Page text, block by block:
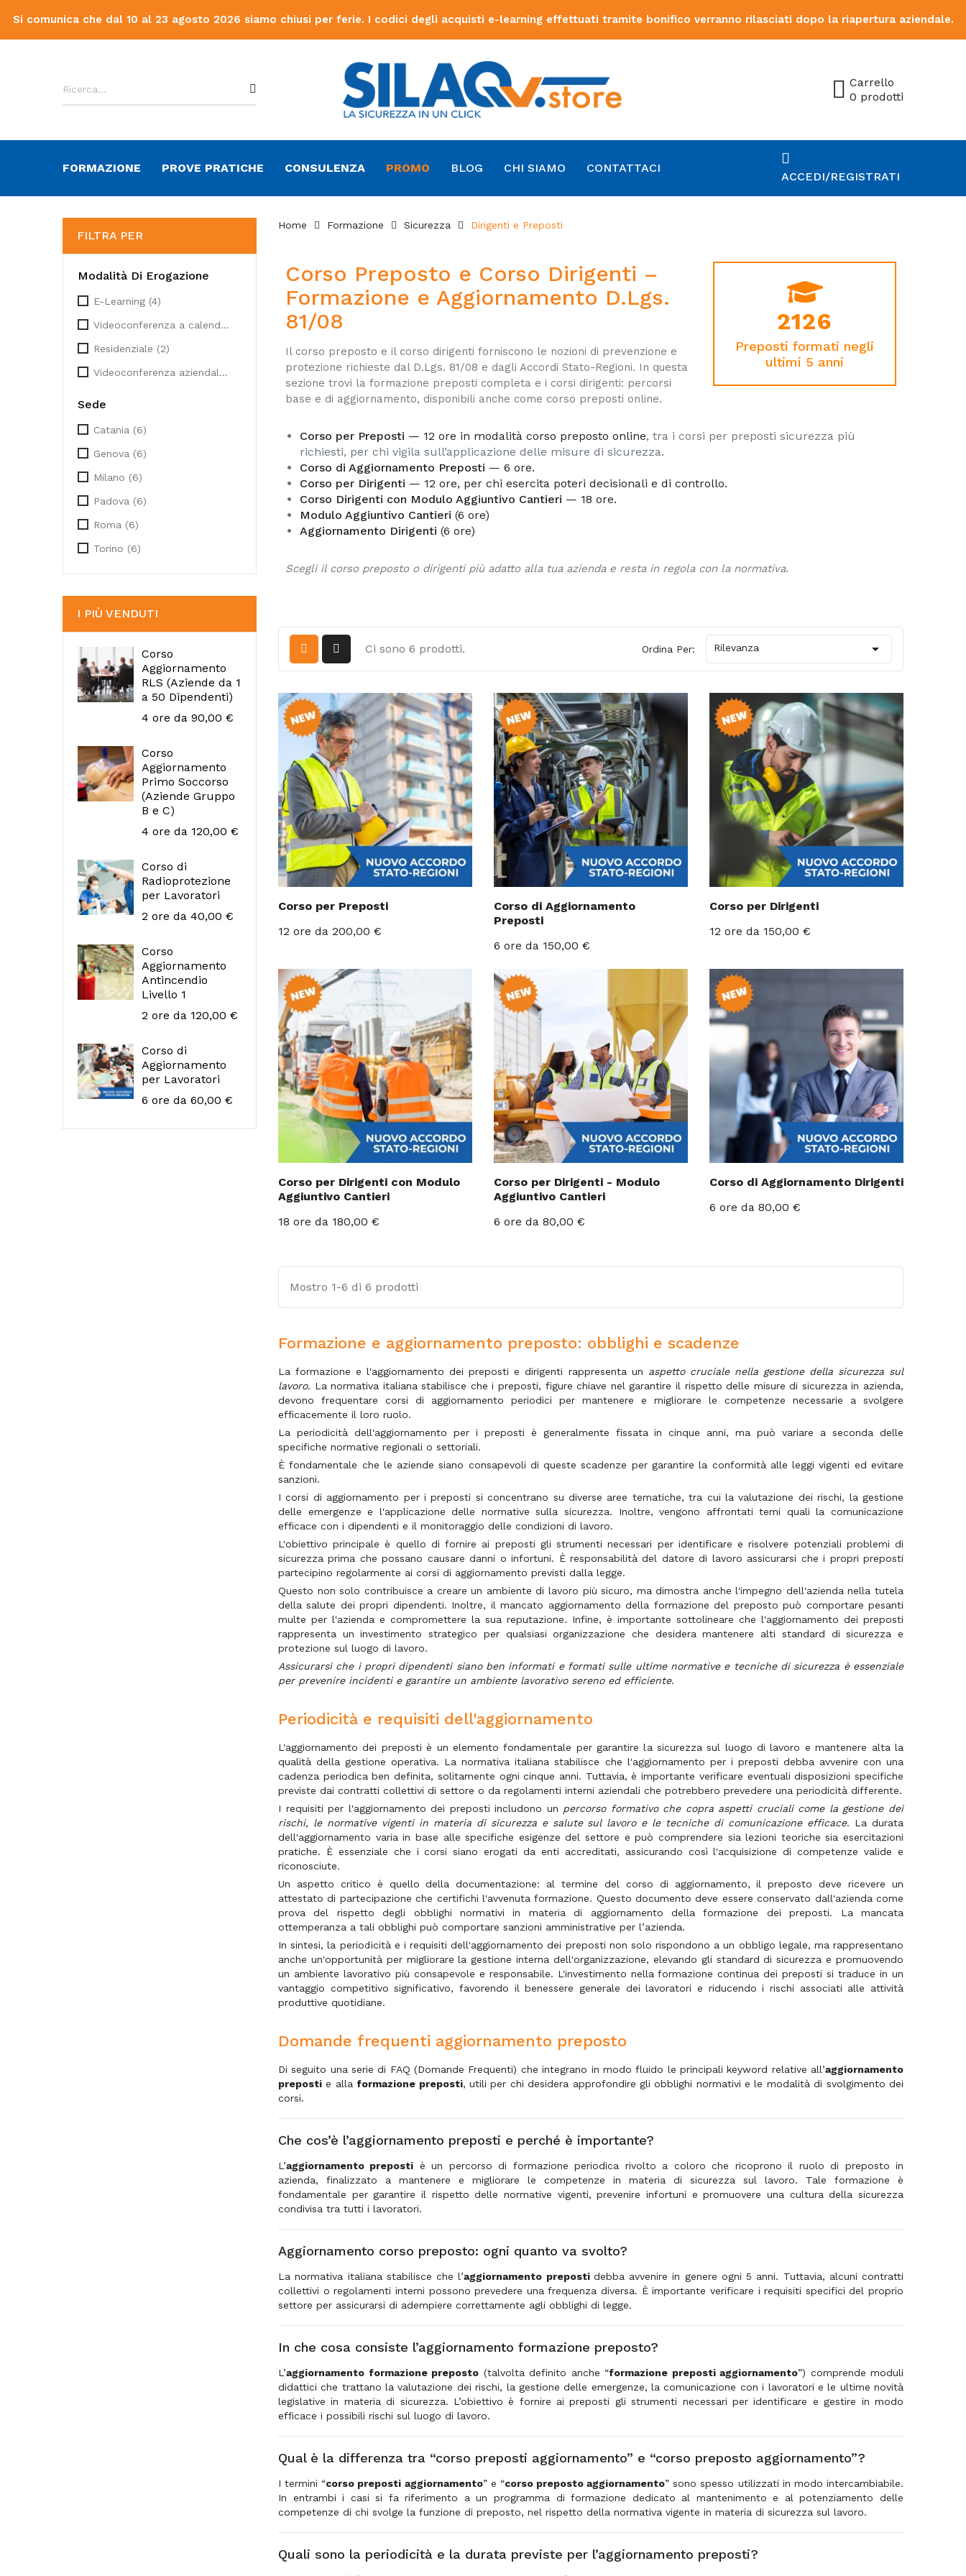
Si comunica che dal 10 al 23 agosto 2026 siamo chiusi per ferie. I codici degli acquisti e-learning effettuati tramite bonifico verranno rilasciati dopo la riapertura aziendale.
Carrello
0 prodotti
FORMAZIONE PROVE PRATICHE CONSULENZA PROMO BLOG CHI SIAMO CONTATTACI
ACCEDI/REGISTRATI
FILTRA PER
Modalità Di Erogazione
E-Learning (4)
Videoconferenza a calendario
Residenziale (2)
Videoconferenza aziendale
Sede
Catania (6)
Genova (6)
Milano (6)
Padova (6)
Roma (6)
Torino (6)
I PIÙ VENDUTI
Corso
Aggiornamento
RLS (Aziende da 1
a 50 Dipendenti)
Prezzo
4 ore da 90,00 €
Corso
Aggiornamento
Primo Soccorso
(Aziende Gruppo
B e C)
Prezzo
4 ore da 120,00 €
Corso di
Radioprotezione
per Lavoratori
Prezzo
2 ore da 40,00 €
Corso
Aggiornamento
Antincendio
Livello 1
Prezzo
2 ore da 120,00 €
Corso di
Aggiornamento
per Lavoratori
Prezzo
6 ore da 60,00 €
Home Formazione Sicurezza Dirigenti e Preposti
2126
Preposti formati negli
ultimi 5 anni
Corso Preposto e Corso Dirigenti –
Formazione e Aggiornamento D.Lgs.
81/08
Il corso preposto e il corso dirigenti forniscono le nozioni di prevenzione e
protezione richieste dal D.Lgs. 81/08 e dagli Accordi Stato-Regioni. In questa
sezione trovi la formazione preposti completa e i corsi dirigenti: percorsi
base e di aggiornamento, disponibili anche come corso preposti online.
Corso per Preposti — 12 ore in modalità corso preposto online, tra i corsi per preposti sicurezza più
richiesti, per chi vigila sull’applicazione delle misure di sicurezza.
Corso di Aggiornamento Preposti — 6 ore.
Corso per Dirigenti — 12 ore, per chi esercita poteri decisionali e di controllo.
Corso Dirigenti con Modulo Aggiuntivo Cantieri — 18 ore.
Modulo Aggiuntivo Cantieri (6 ore)
Aggiornamento Dirigenti (6 ore)
Scegli il corso preposto o dirigenti più adatto alla tua azienda e resta in regola con la normativa.
Ci sono 6 prodotti. Ordina Per: Rilevanza 
Corso per Preposti
Prezzo
12 ore da 200,00 €
Corso di Aggiornamento
Preposti
Prezzo
6 ore da 150,00 €
Corso per Dirigenti
Prezzo
12 ore da 150,00 €
Corso per Dirigenti con Modulo
Aggiuntivo Cantieri
Prezzo
18 ore da 180,00 €
Corso per Dirigenti - Modulo
Aggiuntivo Cantieri
Prezzo
6 ore da 80,00 €
Corso di Aggiornamento Dirigenti
Prezzo
6 ore da 80,00 €
Mostro 1-6 di 6 prodotti
Formazione e aggiornamento preposto: obblighi e scadenze
La formazione e l'aggiornamento dei preposti e dirigenti rappresenta un aspetto cruciale nella gestione della sicurezza sul
lavoro. La normativa italiana stabilisce che i preposti, figure chiave nel garantire il rispetto delle misure di sicurezza in azienda,
devono frequentare corsi di aggiornamento periodici per mantenere e migliorare le competenze necessarie a svolgere
efficacemente il loro ruolo.
La periodicità dell'aggiornamento per i preposti è generalmente fissata in cinque anni, ma può variare a seconda delle
specifiche normative regionali o settoriali.
È fondamentale che le aziende siano consapevoli di queste scadenze per garantire la conformità alle leggi vigenti ed evitare
sanzioni.
I corsi di aggiornamento per i preposti si concentrano su diverse aree tematiche, tra cui la valutazione dei rischi, la gestione
delle emergenze e l'applicazione delle normative sulla sicurezza. Inoltre, vengono affrontati temi quali la comunicazione
efficace con i dipendenti e il monitoraggio delle condizioni di lavoro.
L'obiettivo principale è quello di fornire ai preposti gli strumenti necessari per identificare e risolvere potenziali problemi di
sicurezza prima che possano causare danni o infortuni. È responsabilità del datore di lavoro assicurarsi che i propri preposti
partecipino regolarmente ai corsi di aggiornamento previsti dalla legge.
Questo non solo contribuisce a creare un ambiente di lavoro più sicuro, ma dimostra anche l'impegno dell'azienda nella tutela
della salute dei propri dipendenti. Inoltre, il mancato aggiornamento della formazione del preposto può comportare pesanti
multe per l'azienda e compromettere la sua reputazione. Infine, è importante sottolineare che l'aggiornamento dei preposti
rappresenta un investimento strategico per qualsiasi organizzazione che desidera mantenere alti standard di sicurezza e
protezione sul luogo di lavoro.
Assicurarsi che i propri dipendenti siano ben informati e formati sulle ultime normative e tecniche di sicurezza è essenziale
per prevenire incidenti e garantire un ambiente lavorativo sereno ed efficiente.
Periodicità e requisiti dell'aggiornamento
L'aggiornamento dei preposti è un elemento fondamentale per garantire la sicurezza sul luogo di lavoro e mantenere alta la
qualità della gestione operativa. La normativa italiana stabilisce che l'aggiornamento per i preposti debba avvenire con una
cadenza periodica ben definita, solitamente ogni cinque anni. Tuttavia, è importante verificare eventuali disposizioni specifiche
previste dai contratti collettivi di settore o da regolamenti interni aziendali che potrebbero prevedere una periodicità differente.
I requisiti per l'aggiornamento dei preposti includono un percorso formativo che copra aspetti cruciali come la gestione dei
rischi, le normative vigenti in materia di sicurezza e salute sul lavoro e le tecniche di comunicazione efficace. La durata
dell'aggiornamento varia in base alle specifiche esigenze del settore e può comprendere sia lezioni teoriche sia esercitazioni
pratiche. È essenziale che i corsi siano erogati da enti accreditati, assicurando così l'acquisizione di competenze valide e
riconosciute.
Un aspetto critico è quello della documentazione: al termine del corso di aggiornamento, il preposto deve ricevere un
attestato di partecipazione che certifichi l'avvenuta formazione. Questo documento deve essere conservato dall'azienda come
prova del rispetto degli obblighi normativi in materia di aggiornamento della formazione dei preposti. La mancata
ottemperanza a tali obblighi può comportare sanzioni amministrative per l’azienda.
In sintesi, la periodicità e i requisiti dell'aggiornamento dei preposti non solo rispondono a un obbligo legale, ma rappresentano
anche un'opportunità per migliorare la gestione interna dell'organizzazione, elevando gli standard di sicurezza e promuovendo
un ambiente lavorativo più consapevole e responsabile. L'investimento nella formazione continua dei preposti si traduce in un
vantaggio competitivo significativo, favorendo il benessere generale dei lavoratori e riducendo i rischi associati alle attività
produttive quotidiane.
Domande frequenti aggiornamento preposto
Di seguito una serie di FAQ (Domande Frequenti) che integrano in modo fluido le principali keyword relative all’aggiornamento
preposti e allaformazione preposti, utili per chi desidera approfondire gli obblighi normativi e le modalità di svolgimento dei
corsi.
Che cos’è l’aggiornamento preposti e perché è importante?
L’aggiornamento preposti è un percorso di formazione periodica rivolto a coloro che ricoprono il ruolo di preposto in
azienda, finalizzato a mantenere e migliorare le competenze in materia di sicurezza sul lavoro. Tale formazione è
fondamentale per garantire il rispetto delle normative vigenti, prevenire infortuni e promuovere una cultura della sicurezza
condivisa tra tutti i lavoratori.
Aggiornamento corso preposto: ogni quanto va svolto?
La normativa italiana stabilisce che l’aggiornamento preposti debba avvenire in genere ogni 5 anni. Tuttavia, alcuni contratti
collettivi o regolamenti interni possono prevedere una frequenza diversa. È importante verificare i requisiti specifici del proprio
settore per assicurarsi di adempiere correttamente agli obblighi di legge.
In che cosa consiste l’aggiornamento formazione preposto?
L’aggiornamento formazione preposto (talvolta definito anche “formazione preposti aggiornamento”) comprende moduli
didattici che trattano la valutazione dei rischi, la gestione delle emergenze, la comunicazione con i lavoratori e le ultime novità
legislative in materia di sicurezza. L’obiettivo è fornire ai preposti gli strumenti necessari per identificare e gestire in modo
efficace i possibili rischi sul luogo di lavoro.
Qual è la differenza tra “corso preposti aggiornamento” e “corso preposto aggiornamento”?
I termini “corso preposti aggiornamento” e “corso preposto aggiornamento” sono spesso utilizzati in modo intercambiabile.
In entrambi i casi si fa riferimento a un programma di formazione dedicato al mantenimento e al potenziamento delle
competenze di chi svolge la funzione di preposto, nel rispetto della normativa vigente in materia di sicurezza sul lavoro.
Quali sono la periodicità e la durata previste per l’aggiornamento preposti?